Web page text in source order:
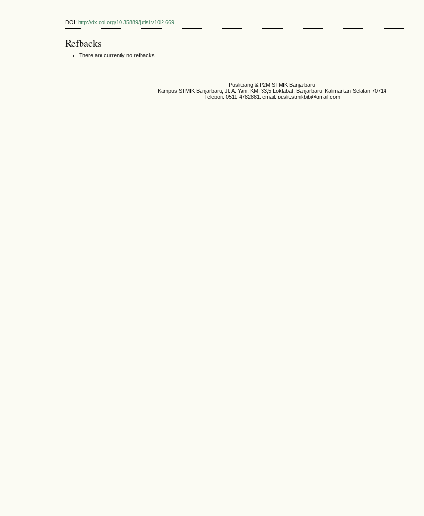
DOI: http://dx.doi.org/10.35889/jutisi.v10i2.669
Refbacks
There are currently no refbacks.
Puslitbang & P2M STMIK Banjarbaru
Kampus STMIK Banjarbaru, Jl. A. Yani, KM. 33,5 Loktabat, Banjarbaru, Kalimantan-Selatan 70714
Telepon: 0511-4782881; email: puslit.stmikbjb@gmail.com